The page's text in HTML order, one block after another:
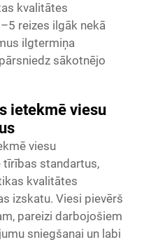
kvalitātes
reizes ilgāk nekā
ilgtermiņa
sākotnējo
ietekmē viesu
viesu
tīrības standartus,
kvalitātes
izskatu. Viesi pievērš
pareizi darbojošiem
sniegšanai un labi